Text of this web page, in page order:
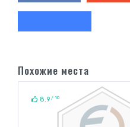
Похожие места
8.9 / 10